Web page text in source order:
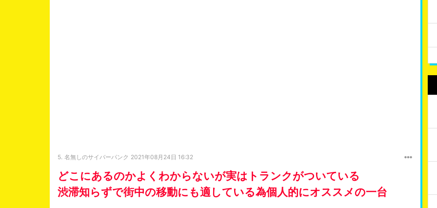
5. 名無しのサイバーパンク 2021年08月24日 16:32
どこにあるのかよくわからないが実はトランクがついている
渋滞知らずで街中の移動にも適している為個人的にオススメの一台